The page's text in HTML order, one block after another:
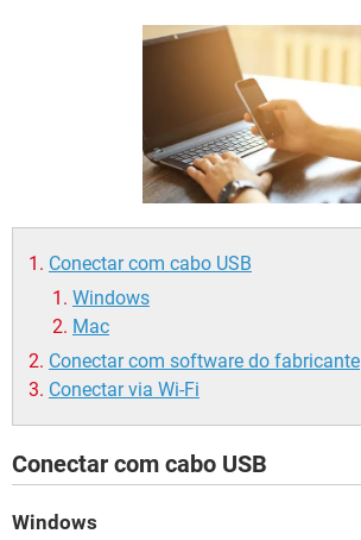
Conectar com cabo USB
Windows
Mac
Conectar com software do fabricante
Conectar via Wi-Fi
Conectar com cabo USB
Windows